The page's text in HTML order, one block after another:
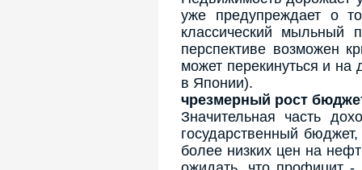
уже предупреждает о
классический мыльный
перспективе возможен
может перекинуться и на
в Японии).
чрезмерный рост
Значительная часть
государственный
более низких цен на